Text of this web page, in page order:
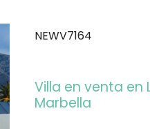
NEWV7164
Villa en venta en
Marbella